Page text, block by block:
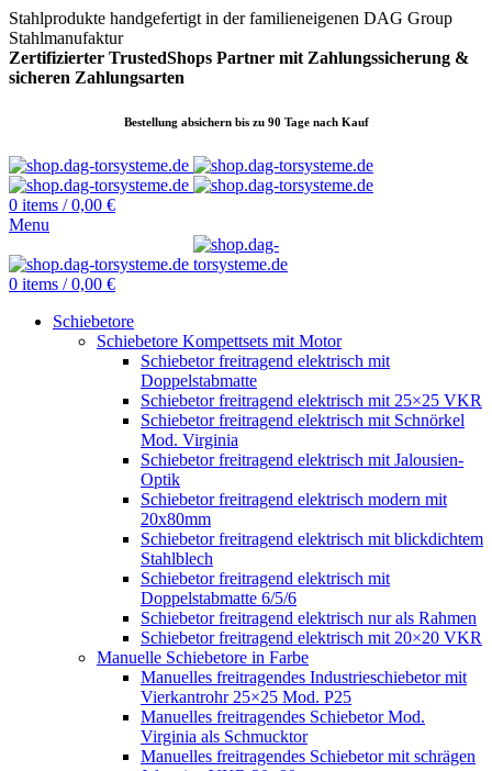
Stahlprodukte handgefertigt in der familieneigenen DAG Group
Stahlmanufaktur
Zertifizierter TrustedShops Partner mit Zahlungssicherung &
sicheren Zahlungsarten
Bestellung absichern bis zu 90 Tage nach Kauf
0 items / 0,00 €
Menu
0 items / 0,00 €
Schiebetore
Schiebetore Kompettsets mit Motor
Schiebetor freitragend elektrisch mit
Doppelstabmatte
Schiebetor freitragend elektrisch mit 25×25 VKR
Schiebetor freitragend elektrisch mit Schnörkel
Mod. Virginia
Schiebetor freitragend elektrisch mit Jalousien-
Optik
Schiebetor freitragend elektrisch modern mit
20x80mm
Schiebetor freitragend elektrisch mit blickdichtem
Stahlblech
Schiebetor freitragend elektrisch mit
Doppelstabmatte 6/5/6
Schiebetor freitragend elektrisch nur als Rahmen
Schiebetor freitragend elektrisch mit 20×20 VKR
Manuelle Schiebetore in Farbe
Manuelles freitragendes Industrieschiebetor mit
Vierkantrohr 25×25 Mod. P25
Manuelles freitragendes Schiebetor Mod.
Virginia als Schmucktor
Manuelles freitragendes Schiebetor mit schrägen